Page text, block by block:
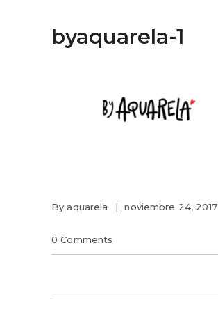
byaquarela-1
By aquarela noviembre 24, 2017
0 Comments